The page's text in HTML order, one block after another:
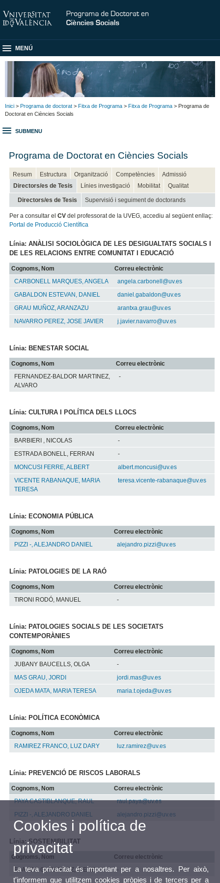
MENÚ
Inici > Programa de doctorat > Fitxa de Programa > Fitxa de Programa > Programa de
Doctorat en Ciències Socials
SUBMENU
Programa de Doctorat en Ciències Socials
Resum Estructura Organització Competències
Admissió
Directors/es de Tesis
Línies investigació Mobilitat Qualitat
Directors/es de Tesis Supervisió i seguiment de doctorands
Per a consultar elCV del professorat de la UVEG, accediu al següent enllaç:
Portal de Producció Científica
Línia: ANÀLISI SOCIOLÒGICA DE LES DESIGUALTATS SOCIALS I
DE LES RELACIONS ENTRE COMUNITAT I EDUCACIÓ
Cognoms, Nom
Correu electrònic
CARBONELL MARQUES, ANGELA
angela.carbonell@uv.es
GABALDON ESTEVAN, DANIEL
daniel.gabaldon@uv.es
GRAU MUÑOZ, ARANZAZU
arantxa.grau@uv.es
NAVARRO PEREZ, JOSE JAVIER
j.javier.navarro@uv.es
Línia: BENESTAR SOCIAL
Cognoms, Nom
Correu electrònic
FERNANDEZ-BALDOR MARTINEZ,
ALVARO
-
Línia: CULTURA I POLÍTICA DELS LLOCS
Cognoms, Nom
Correu electrònic
BARBIERI , NICOLAS
-
ESTRADA BONELL, FERRAN
-
MONCUSI FERRE, ALBERT
albert.moncusi@uv.es
VICENTE RABANAQUE, MARIA
TERESA
teresa.vicente-rabanaque@uv.es
Línia: ECONOMIA PÚBLICA
Cognoms, Nom
Correu electrònic
PIZZI -, ALEJANDRO DANIEL
alejandro.pizzi@uv.es
Línia: PATOLOGIES DE LA RAÓ
Cognoms, Nom
Correu electrònic
TIRONI RODÓ, MANUEL
-
Línia: PATOLOGIES SOCIALS DE LES SOCIETATS
CONTEMPORÀNIES
Cognoms, Nom
Correu electrònic
JUBANY BAUCELLS, OLGA
-
MAS GRAU, JORDI
jordi.mas@uv.es
OJEDA MATA, MARIA TERESA
maria.t.ojeda@uv.es
Línia: POLÍTICA ECONÒMICA
Cognoms, Nom
Correu electrònic
RAMIREZ FRANCO, LUZ DARY
luz.ramirez@uv.es
Línia: PREVENCIÓ DE RISCOS LABORALS
Cognoms, Nom
Correu electrònic
PAYA CASTIBLANQUE, RAUL
raul.paya@uv.es
PIZZI -, ALEJANDRO DANIEL
alejandro.pizzi@uv.es
Línia: SOSTENIBILITAT
Cognoms, Nom
Correu electrònic
BLANCO GUTIERREZ, IRENE
-
Cookies i política de
privacitat
La teva privacitat és important per a nosaltres. Per això,
t'informem que utilitzem cookies pròpies i de tercers per a